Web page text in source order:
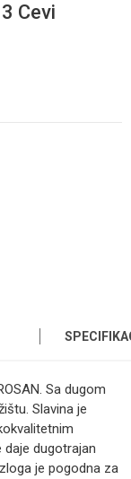
Cevi
Sa dugom
Slavina je
dugotrajan
je pogodna za